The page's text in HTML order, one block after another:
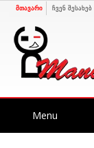
მთავარი ჩვენ შესახებ
Menu